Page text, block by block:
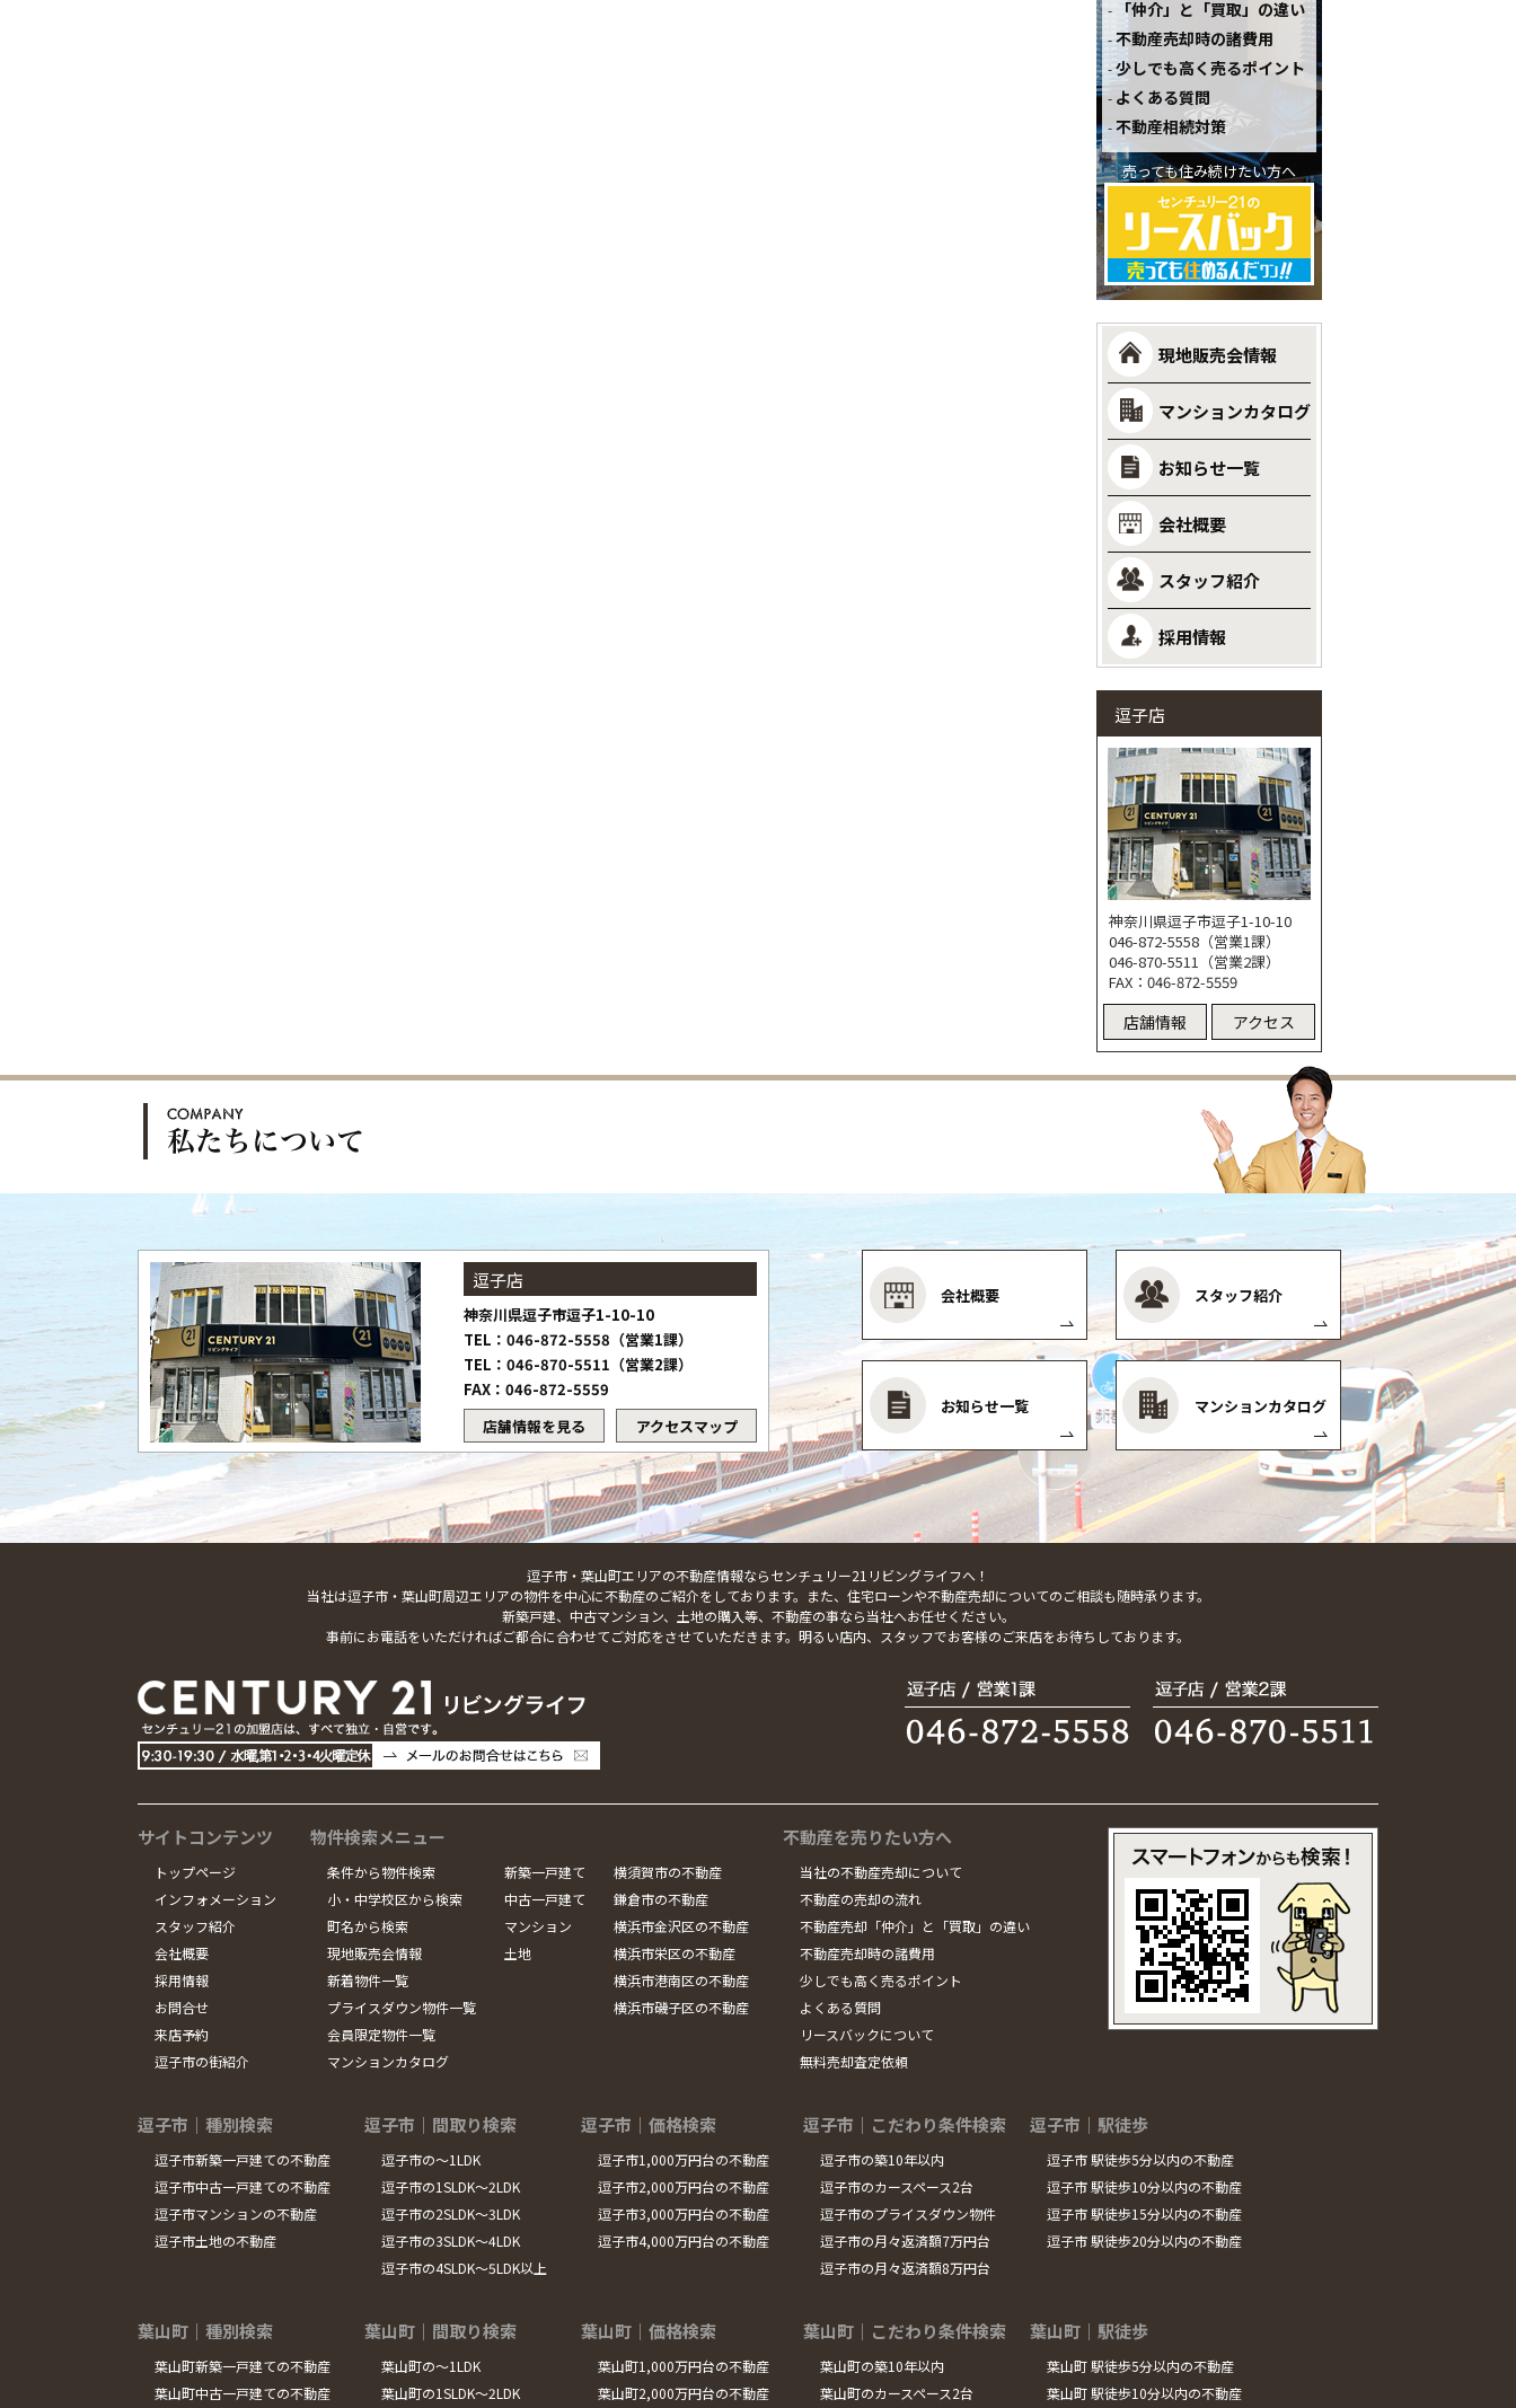
「仲介」と「買取」の違い
不動産売却時の諸費用
少しでも高く売るポイント
よくある質問
不動産相続対策
売っても住み続けたい方へ
現地販売会情報
マンションカタログ
お知らせ一覧
会社概要
スタッフ紹介
採用情報
逗子店
神奈川県逗子市逗子1-10-10
046-872-5558（営業1課）
046-870-5511（営業2課）
FAX：046-872-5559
店舗情報 アクセス
逗子店
神奈川県逗子市逗子1-10-10
TEL：046-872-5558（営業1課）
TEL：046-870-5511（営業2課）
FAX：046-872-5559
店舗情報を見る
アクセスマップ
会社概要 スタッフ紹介
お知らせ一覧 マンションカタログ
逗子市・葉山町エリアの不動産情報ならセンチュリー21リビングライフへ！
当社は逗子市・葉山町周辺エリアの物件を中心に不動産のご紹介をしております。また、住宅ローンや不動産売却についてのご相談も随時承ります。
新築戸建、中古マンション、土地の購入等、不動産の事なら当社へお任せください。
事前にお電話をいただければご都合に合わせてご対応をさせていただきます。明るい店内、スタッフでお客様のご来店をお待ちしております。
サイトコンテンツ
トップページ
インフォメーション
スタッフ紹介
会社概要
採用情報
お問合せ
来店予約
逗子市の街紹介
物件検索メニュー
条件から物件検索
小・中学校区から検索
町名から検索
現地販売会情報
新着物件一覧
プライスダウン物件一覧
会員限定物件一覧
マンションカタログ
新築一戸建て
中古一戸建て
マンション
土地
横須賀市の不動産
鎌倉市の不動産
横浜市金沢区の不動産
横浜市栄区の不動産
横浜市港南区の不動産
横浜市磯子区の不動産
不動産を売りたい方へ
当社の不動産売却について
不動産の売却の流れ
不動産売却「仲介」と「買取」の違い
不動産売却時の諸費用
少しでも高く売るポイント
よくある質問
リースバックについて
無料売却査定依頼
逗子市｜種別検索
逗子市新築一戸建ての不動産
逗子市中古一戸建ての不動産
逗子市マンションの不動産
逗子市土地の不動産
逗子市｜間取り検索
逗子市の～1LDK
逗子市の1SLDK～2LDK
逗子市の2SLDK～3LDK
逗子市の3SLDK～4LDK
逗子市の4SLDK～5LDK以上
逗子市｜価格検索
逗子市1,000万円台の不動産
逗子市2,000万円台の不動産
逗子市3,000万円台の不動産
逗子市4,000万円台の不動産
逗子市｜こだわり条件検索
逗子市の築10年以内
逗子市のカースペース2台
逗子市のプライスダウン物件
逗子市の月々返済額7万円台
逗子市の月々返済額8万円台
逗子市｜駅徒歩
逗子市 駅徒歩5分以内の不動産
逗子市 駅徒歩10分以内の不動産
逗子市 駅徒歩15分以内の不動産
逗子市 駅徒歩20分以内の不動産
葉山町｜種別検索
葉山町新築一戸建ての不動産
葉山町中古一戸建ての不動産
葉山町｜間取り検索
葉山町の～1LDK
葉山町の1SLDK～2LDK
葉山町｜価格検索
葉山町1,000万円台の不動産
葉山町2,000万円台の不動産
葉山町｜こだわり条件検索
葉山町の築10年以内
葉山町のカースペース2台
葉山町｜駅徒歩
葉山町 駅徒歩5分以内の不動産
葉山町 駅徒歩10分以内の不動産